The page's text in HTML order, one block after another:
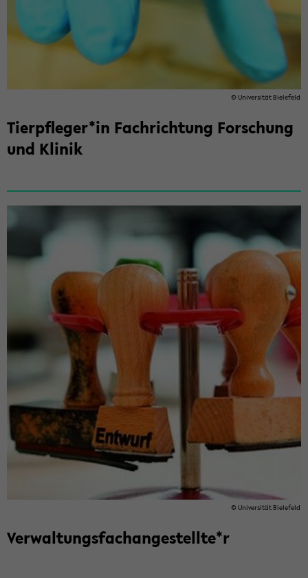
© Uni­ver­si­tät Bie­le­feld
Tier­pfle­ger*in Fach­rich­tung For­schung
und Kli­nik
© Uni­ver­si­tät Bie­le­feld
Ver­wal­tungs­fach­an­ge­stell­te*r